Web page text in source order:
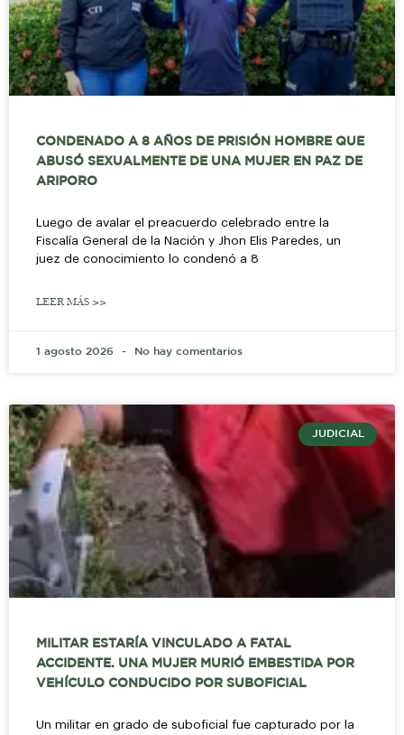
CONDENADO A 8 AÑOS DE PRISIÓN HOMBRE QUE
ABUSÓ SEXUALMENTE DE UNA MUJER EN PAZ DE
ARIPORO
Luego de avalar el preacuerdo celebrado entre la
Fiscalía General de la Nación y Jhon Elis Paredes, un
juez de conocimiento lo condenó a 8
LEER MÁS >>
1 agosto 2026 No hay comentarios
JUDICIAL
MILITAR ESTARÍA VINCULADO A FATAL
ACCIDENTE. UNA MUJER MURIÓ EMBESTIDA POR
VEHÍCULO CONDUCIDO POR SUBOFICIAL
Un militar en grado de suboficial fue capturado por la